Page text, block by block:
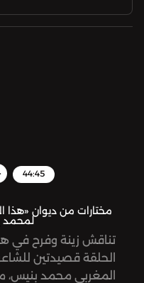
44:45
مختارات من ديوان «هذا
لمحمد
تناقش زينة وفرح في
الحلقة قصيدتين
المغربي محمد بنيس،